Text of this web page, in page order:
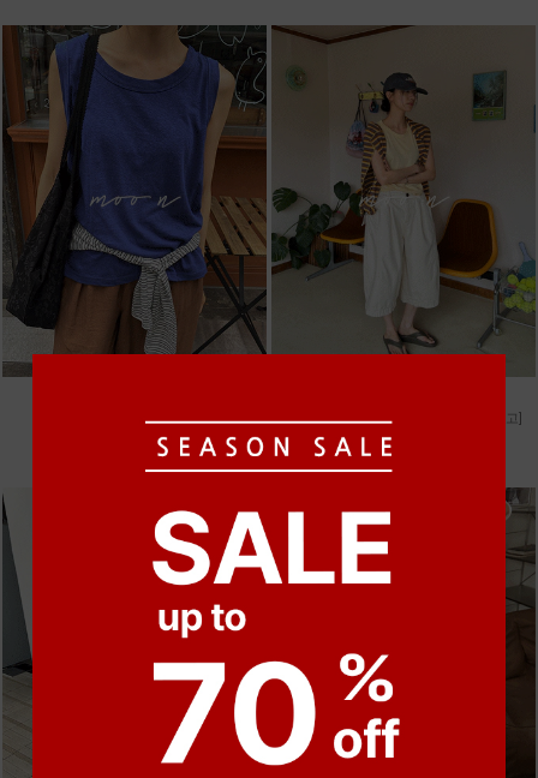
m_마무 린넨 나시 [4차 재입고]
28,000원
m_헤세드 스티치 데님팬츠 [4차 재입고]
87,000원